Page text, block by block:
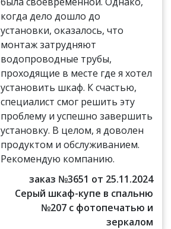
когда дело дошло до
установки, оказалось, что
монтаж затрудняют
водопроводные трубы,
проходящие в месте где я хотел
установить шкаф. К счастью,
специалист смог решить эту
проблему и успешно завершить
установку. В целом, я доволен
продуктом и обслуживанием.
Рекомендую компанию.
заказ №3651 от 25.11.2024
Серый шкаф-купе в спальню
№207 с фотопечатью и
зеркалом